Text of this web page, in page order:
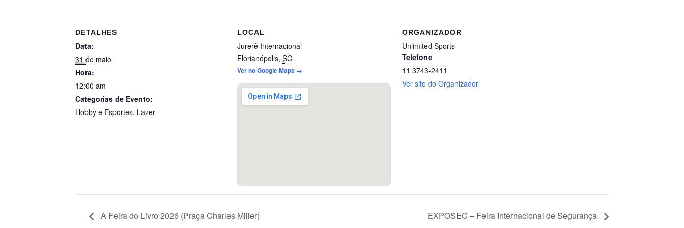
DETALHES
Data:
31 de maio
Hora:
12:00 am
Categorias de Evento:
Hobby e Esportes, Lazer
LOCAL
Jurerê Internacional
Florianópolis, SC
Ver no Google Maps →
ORGANIZADOR
Unlimited Sports
Telefone
11 3743-2411
Ver site do Organizador
A Feira do Livro 2026 (Praça Charles Miller) EXPOSEC – Feira Internacional de Segurança